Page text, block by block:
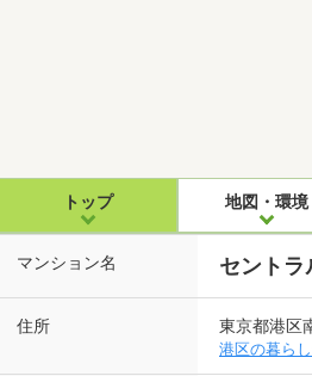
トップ 地図・環境
マンション名 セントラ
住所 東京都港区
港区の暮ら